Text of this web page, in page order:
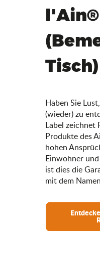
l'Ain®
Tisch)
Haben Sie
(wieder) zu
Label zeichnet
Produkte des
hohen
Einwohner
ist dies die
mit dem